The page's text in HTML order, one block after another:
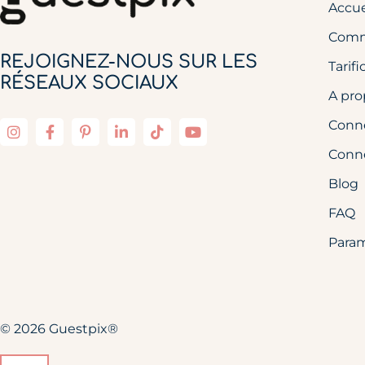
REJOIGNEZ-NOUS SUR LES
RÉSEAUX SOCIAUX
A
Blog
FAQ
© 2026 Guestpix®